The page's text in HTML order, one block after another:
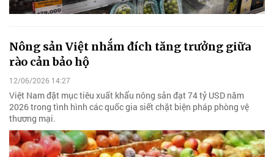
Nông sản Việt nhắm đích tăng trưởng giữa
rào cản bảo hộ
12/06/2026 14:27
Việt Nam đặt mục tiêu xuất khẩu nông sản đạt 74 tỷ USD năm
2026 trong tình hình các quốc gia siết chặt biện pháp phòng vệ
thương mại.